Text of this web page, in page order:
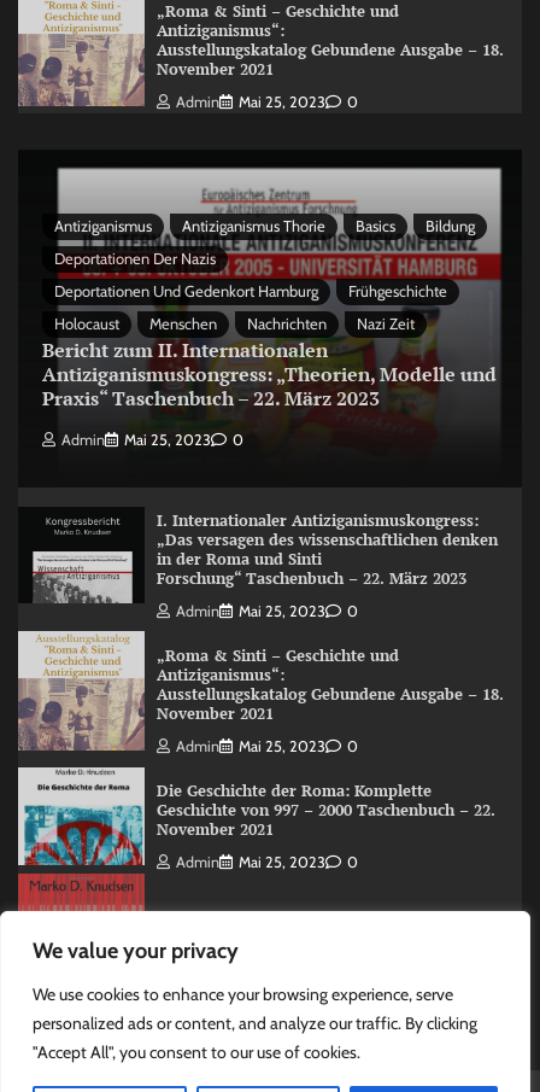
We value your privacy
We use cookies to enhance your browsing experience, serve
personalized ads or content, and analyze our traffic. By clicking
"Accept All", you consent to our use of cookies.
„Roma & Sinti – Geschichte und
Antiziganismus“:
Ausstellungskatalog Gebundene Ausgabe – 18.
November 2021
Admin Mai 25, 2023 0
Antiziganismus Antiziganismus Thorie Basics
Bildung
Deportationen Der Nazis
Deportationen Und Gedenkort Hamburg
Frühgeschichte
Holocaust
Menschen Nachrichten Nazi Zeit
Bericht zum II. Internationalen
Antiziganismuskongress: „Theorien, Modelle und
Praxis“ Taschenbuch – 22. März 2023
Admin Mai 25, 2023 0
I. Internationaler Antiziganismuskongress:
„Das versagen des wissenschaftlichen denken
in der Roma und Sinti
Forschung“ Taschenbuch – 22. März 2023
Admin Mai 25, 2023 0
„Roma & Sinti – Geschichte und
Antiziganismus“:
Ausstellungskatalog Gebundene Ausgabe – 18.
November 2021
Admin Mai 25, 2023 0
Die Geschichte der Roma: Komplette
Geschichte von 997 – 2000 Taschenbuch – 22.
November 2021
Admin Mai 25, 2023 0
The Roma (Romani) History: A Overview 997
-2000 Taschenbuch – 15. Juni 2020
Admin Mai 25, 2023 0